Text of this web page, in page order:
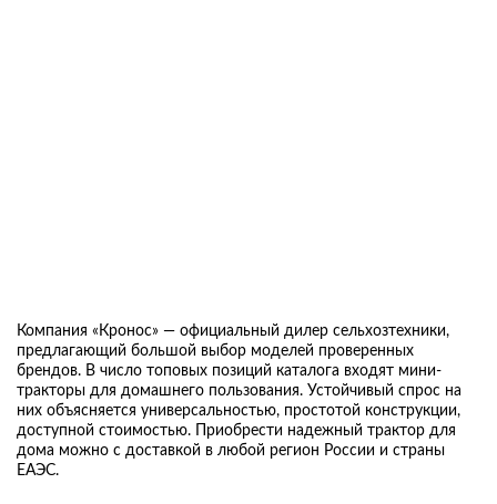
Компания «Кронос» — официальный дилер сельхозтехники,
предлагающий большой выбор моделей проверенных
брендов. В число топовых позиций каталога входят мини-
тракторы для домашнего пользования. Устойчивый спрос на
них объясняется универсальностью, простотой конструкции,
доступной стоимостью. Приобрести надежный трактор для
дома можно с доставкой в любой регион России и страны
ЕАЭС.